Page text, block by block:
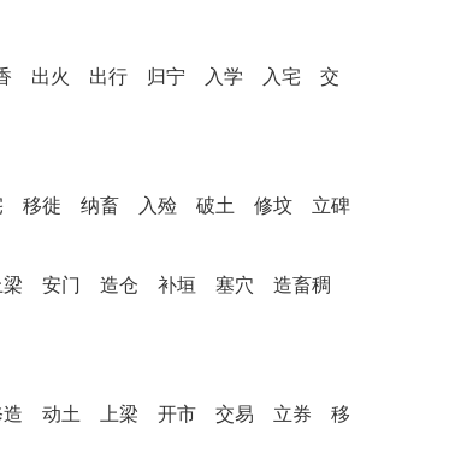
香 出火 出行 归宁 入学 入宅 交
宅 移徙 纳畜 入殓 破土 修坟 立碑
梁 安门 造仓 补垣 塞穴 造畜稠
修造 动土 上梁 开市 交易 立券 移